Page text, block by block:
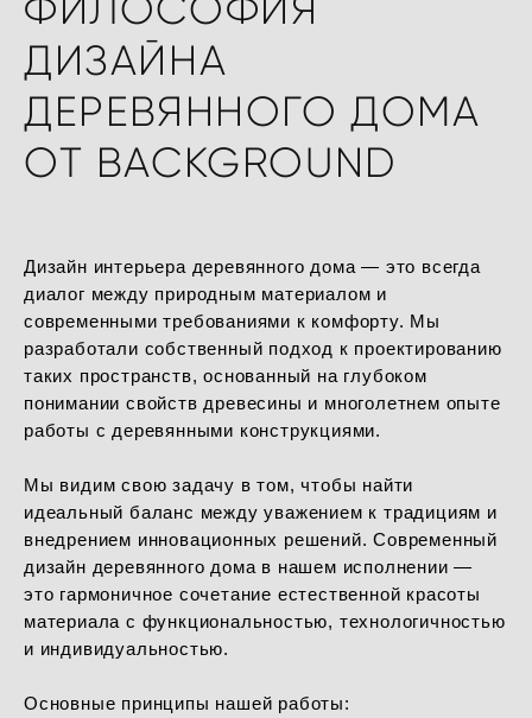
ДИЗАЙНА
ДЕРЕВЯННОГО ДОМА
ОТ BACKGROUND
Дизайн интерьера деревянного дома — это всегда
диалог между природным материалом и
современными требованиями к комфорту. Мы
разработали собственный подход к проектированию
таких пространств, основанный на глубоком
понимании свойств древесины и многолетнем опыте
работы с деревянными конструкциями.
Мы видим свою задачу в том, чтобы найти
идеальный баланс между уважением к традициям и
внедрением инновационных решений. Современный
дизайн деревянного дома в нашем исполнении —
это гармоничное сочетание естественной красоты
материала с функциональностью, технологичностью
и индивидуальностью.
Основные принципы нашей работы: